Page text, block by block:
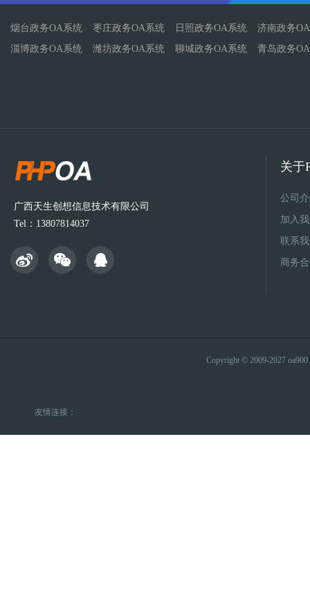
烟台政务OA系统 枣庄政务OA系统 日照政务OA系统
济南政务
淄博政务OA系统
潍坊政务OA系统 聊城政务OA系统 青岛政务
广西天生创想信息技术有限公司
Tel：13807814037
关于
公司
加入
联系
商务
Copyright © 2009-2027
友情连接：